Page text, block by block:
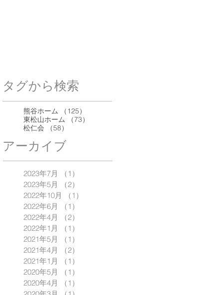
タグから検索
熊谷ホーム （125）
東松山ホーム
（73）
松仁会
（58）
アーカイブ
2023年7月 （1）
2023年5月
（2）
2022年10月
（1）
2022年6月
（1）
2022年4月
（2）
2022年1月
（1）
2021年5月
（1）
2021年4月
（2）
2021年1月
（1）
2020年5月
（1）
2020年4月
（1）